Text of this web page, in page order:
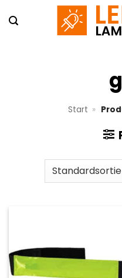
Inhalt
Start »